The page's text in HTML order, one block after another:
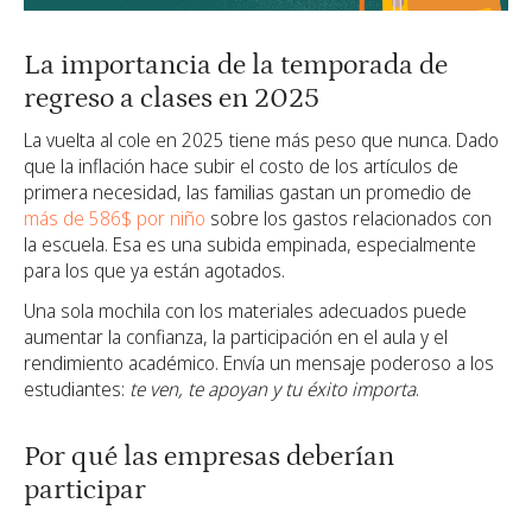
La importancia de la temporada de
regreso a clases en 2025
La vuelta al cole en 2025 tiene más peso que nunca. Dado
que la inflación hace subir el costo de los artículos de
primera necesidad, las familias gastan un promedio de
más de 586$ por niño sobre los gastos relacionados con
la escuela. Esa es una subida empinada, especialmente
para los que ya están agotados.
Una sola mochila con los materiales adecuados puede
aumentar la confianza, la participación en el aula y el
rendimiento académico. Envía un mensaje poderoso a los
estudiantes: te ven, te apoyan y tu éxito importa.
Por qué las empresas deberían
participar